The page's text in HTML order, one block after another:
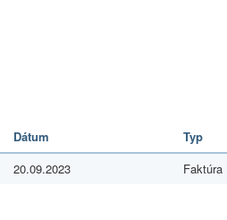
Dátum
Typ
20.09.2023 Faktúra